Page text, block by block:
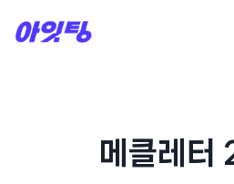
메클레터